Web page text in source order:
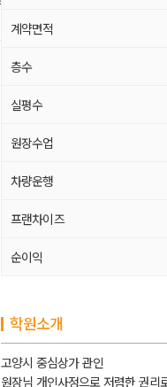
계약면적
층수
실평수
원장수업
차량운행
프랜차이즈
순이익
학원소개
고양시 중심상가 관인
원장님 개인사정으로 저렴한 권리